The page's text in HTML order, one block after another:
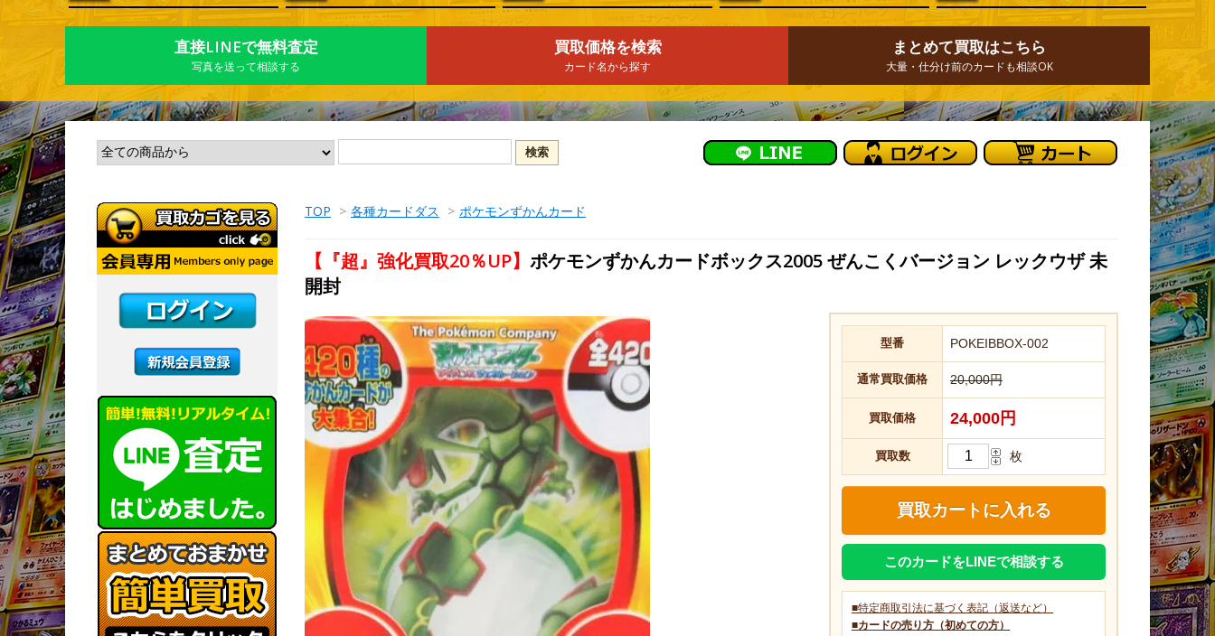
直接LINEで無料査定
写真を送って相談する
買取価格を検索
カード名から探す
まとめて買取はこちら
大量・仕分け前のカードも相談OK
TOP > 各種カードダス > ポケモンずかんカード
【『超』強化買取20％UP】 ポケモンずかんカードボックス2005 ぜんこくバージョン レックウザ 未
開封
型番 POKEIBBOX-002
通常買取価格 20,000円
買取価格 24,000円
買取数 枚
このカードをLINEで相談する
■特定商取引法に基づく表記（返送など）
■カードの売り方（初めての方）